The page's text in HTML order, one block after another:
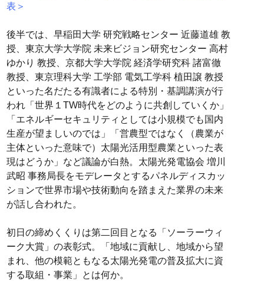
表＞
後半では、早稲田大学 研究戦略センター 近藤道雄 教
授、東京大学大学院 未来ビジョン研究センター 高村
ゆかり 教授、京都大学大学院 経済学研究科 諸富徹
教授、東京理科大学 工学部 電気工学科 植田譲 教授
といった名だたる有識者による特別・基調講演が行
われ「世界１TW時代をどのように共創していくか」
「エネルギーセキュリティとしては小規模でも国内
生産が望ましいのでは」「営農型ではなく（農業が
主体といった意味で）太陽光活用型農業といった表
現はどうか」など議論が白熱。太陽光発電協会 増川
武昭 事務局長をモデレータとするパネルディスカッ
ションで世界市場や技術動向を踏まえた業界の未来
が話し合われた。
初日の締めくくりは第二回目となる「ソーラーウィ
ーク大賞」の表彰式。「地域に貢献し、地域から望
まれ、他の模範ともなる太陽光発電の普及拡大に資
する取組・事業」とは何か。